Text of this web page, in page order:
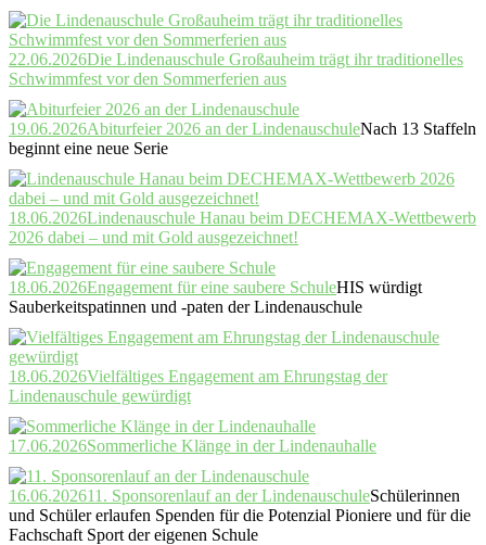
22.06.2026Die Lindenauschule Großauheim trägt ihr traditionelles
Schwimmfest vor den Sommerferien aus
19.06.2026Abiturfeier 2026 an der LindenauschuleNach 13 Staffeln
beginnt eine neue Serie
18.06.2026Lindenauschule Hanau beim DECHEMAX-Wettbewerb
2026 dabei – und mit Gold ausgezeichnet!
18.06.2026Engagement für eine saubere SchuleHIS würdigt
Sauberkeitspatinnen und -paten der Lindenauschule
18.06.2026Vielfältiges Engagement am Ehrungstag der
Lindenauschule gewürdigt
17.06.2026Sommerliche Klänge in der Lindenauhalle
16.06.202611. Sponsorenlauf an der LindenauschuleSchülerinnen
und Schüler erlaufen Spenden für die Potenzial Pioniere und für die
Fachschaft Sport der eigenen Schule